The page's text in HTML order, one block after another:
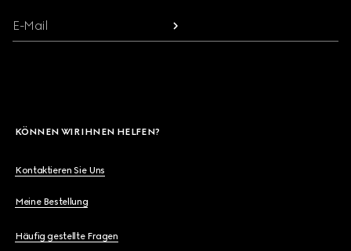
E-Mail
KÖNNEN WIR IHNEN HELFEN?
Kontaktieren Sie Uns
Meine Bestellung
Häufig gestellte Fragen